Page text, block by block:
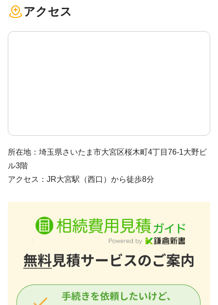
アクセス
所在地：埼玉県さいたま市大宮区桜木町4丁目76-1大野ビ
ル3階
アクセス：JR大宮駅（西口）から徒歩8分